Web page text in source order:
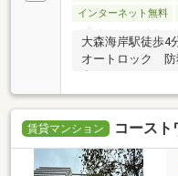
インターネット無料
大森海岸駅徒歩
オートロック
台
賃貸マンション コースト